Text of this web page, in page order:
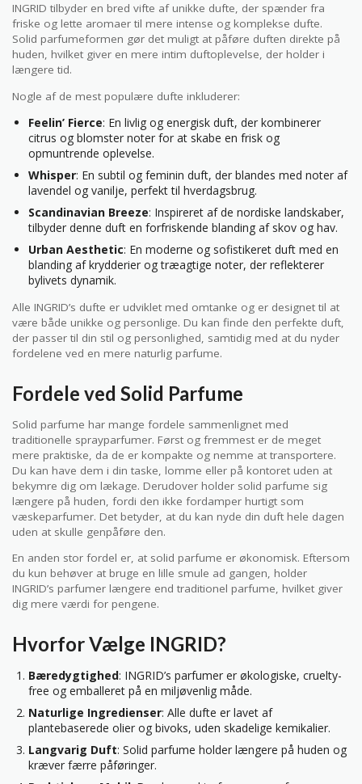
INGRID tilbyder en bred vifte af unikke dufte, der spænder fra
friske og lette aromaer til mere intense og komplekse dufte.
Solid parfumeformen gør det muligt at påføre duften direkte på
huden, hvilket giver en mere intim duftoplevelse, der holder i
længere tid.
Nogle af de mest populære dufte inkluderer:
Feelin’ Fierce: En livlig og energisk duft, der kombinerer
citrus og blomster noter for at skabe en frisk og
opmuntrende oplevelse.
Whisper: En subtil og feminin duft, der blandes med noter af
lavendel og vanilje, perfekt til hverdagsbrug.
Scandinavian Breeze: Inspireret af de nordiske landskaber,
tilbyder denne duft en forfriskende blanding af skov og hav.
Urban Aesthetic: En moderne og sofistikeret duft med en
blanding af krydderier og træagtige noter, der reflekterer
bylivets dynamik.
Alle INGRID’s dufte er udviklet med omtanke og er designet til at
være både unikke og personlige. Du kan finde den perfekte duft,
der passer til din stil og personlighed, samtidig med at du nyder
fordelene ved en mere naturlig parfume.
Fordele ved Solid Parfume
Solid parfume har mange fordele sammenlignet med
traditionelle sprayparfumer. Først og fremmest er de meget
mere praktiske, da de er kompakte og nemme at transportere.
Du kan have dem i din taske, lomme eller på kontoret uden at
bekymre dig om lækage. Derudover holder solid parfume sig
længere på huden, fordi den ikke fordamper hurtigt som
væskeparfumer. Det betyder, at du kan nyde din duft hele dagen
uden at skulle genpåføre den.
En anden stor fordel er, at solid parfume er økonomisk. Eftersom
du kun behøver at bruge en lille smule ad gangen, holder
INGRID’s parfumer længere end traditionel parfume, hvilket giver
dig mere værdi for pengene.
Hvorfor Vælge INGRID?
Bæredygtighed: INGRID’s parfumer er økologiske, cruelty-
free og emballeret på en miljøvenlig måde.
Naturlige Ingredienser: Alle dufte er lavet af
plantebaserede olier og bivoks, uden skadelige kemikalier.
Langvarig Duft: Solid parfume holder længere på huden og
kræver færre påføringer.